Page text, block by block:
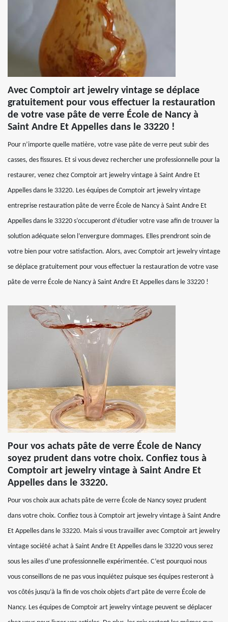
Avec Comptoir art jewelry vintage se déplace
gratuitement pour vous effectuer la restauration
de votre vase pâte de verre École de Nancy à
Saint Andre Et Appelles dans le 33220 !
Pour n’importe quelle matière, votre vase pâte de verre peut subir des
casses, des fissures. Et si vous devez rechercher une professionnelle pour la
restaurer, venez chez Comptoir art jewelry vintage à Saint Andre Et
Appelles dans le 33220. Les équipes de Comptoir art jewelry vintage
entreprise restauration pâte de verre École de Nancy à Saint Andre Et
Appelles dans le 33220 s’occuperont d’étudier votre vase afin de trouver la
solution adéquate selon l’envergure dommages. Elles prendront soin de
votre bien pour votre satisfaction. Alors, avec Comptoir art jewelry vintage
se déplace gratuitement pour vous effectuer la restauration de votre vase
pâte de verre École de Nancy à Saint Andre Et Appelles dans le 33220 !
Pour vos achats pâte de verre École de Nancy
soyez prudent dans votre choix. Confiez tous à
Comptoir art jewelry vintage à Saint Andre Et
Appelles dans le 33220.
Pour vos choix aux achats pâte de verre École de Nancy soyez prudent
dans votre choix. Confiez tous à Comptoir art jewelry vintage à Saint Andre
Et Appelles dans le 33220. Mais si vous travailler avec Comptoir art jewelry
vintage société achat à Saint Andre Et Appelles dans le 33220 vous serez
sous les ailes d’une professionnelle expérimentée. C’est pourquoi nous
vous conseillons de ne pas vous inquiétez puisque ses équipes resteront à
vos côtés jusqu’à la fin de vos choix objets d’art pâte de verre École de
Nancy. Les équipes de Comptoir art jewelry vintage peuvent se déplacer